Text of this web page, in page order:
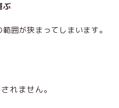
ぶ
囲が狭まってしまいます。
れません。